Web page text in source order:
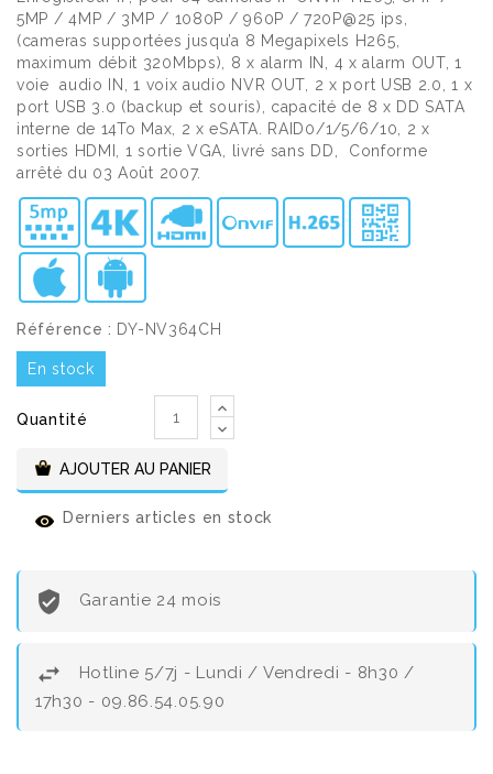
5MP / 4MP / 3MP / 1080P / 960P / 720P@25 ips,
(cameras supportées jusqu’a 8 Megapixels H265,
maximum débit 320Mbps), 8 x alarm IN, 4 x alarm OUT, 1
voie audio IN, 1 voix audio NVR OUT, 2 x port USB 2.0, 1 x
port USB 3.0 (backup et souris), capacité de 8 x DD SATA
interne de 14To Max, 2 x eSATA. RAID0/1/5/6/10, 2 x
sorties HDMI, 1 sortie VGA, livré sans DD, Conforme
arrêté du 03 Août 2007.
Référence : DY-NV364CH
En stock
Quantité
AJOUTER AU PANIER
Derniers articles en stock
Garantie 24 mois
Hotline 5/7j - Lundi / Vendredi - 8h30 /
17h30 - 09.86.54.05.90